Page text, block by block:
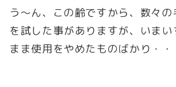
う～ん、この齢ですから、数々
を試した事がありますが、いま
まま使用をやめたものばかり・・